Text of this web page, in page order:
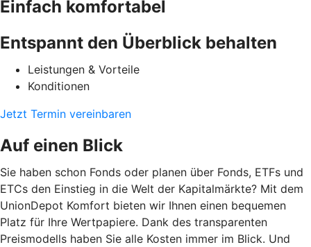
Einfach komfortabel
Entspannt den Überblick behalten
Leistungen & Vorteile
Konditionen
Jetzt Termin vereinbaren
Auf einen Blick
Sie haben schon Fonds oder planen über Fonds, ETFs und
ETCs den Einstieg in die Welt der Kapitalmärkte? Mit dem
UnionDepot Komfort bieten wir Ihnen einen bequemen
Platz für Ihre Wertpapiere. Dank des transparenten
Preismodells haben Sie alle Kosten immer im Blick. Und